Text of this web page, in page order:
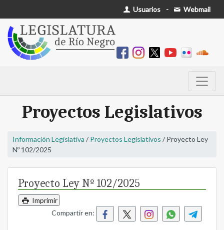
Usuarios - Webmail
Proyectos Legislativos
Información Legislativa / Proyectos Legislativos / Proyecto Ley
Nº 102/2025
Proyecto Ley Nº 102/2025
Imprimir
Compartir en: